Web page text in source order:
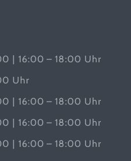
| 16:00 – 18:00 Uhr
Uhr
| 16:00 – 18:00 Uhr
| 16:00 – 18:00 Uhr
| 16:00 – 18:00 Uhr